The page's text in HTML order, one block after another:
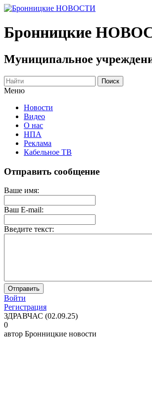
Бронницкие
Муниципальное
Меню
Новости
Видео
О нас
НПА
Реклама
Кабельное ТВ
Отправить сообщение
Ваше имя:
Ваш E-mail:
Введите текст:
Войти
Регистрация
ЗДРАВЧАС (02.09.25)
0
автор Бронницкие новости